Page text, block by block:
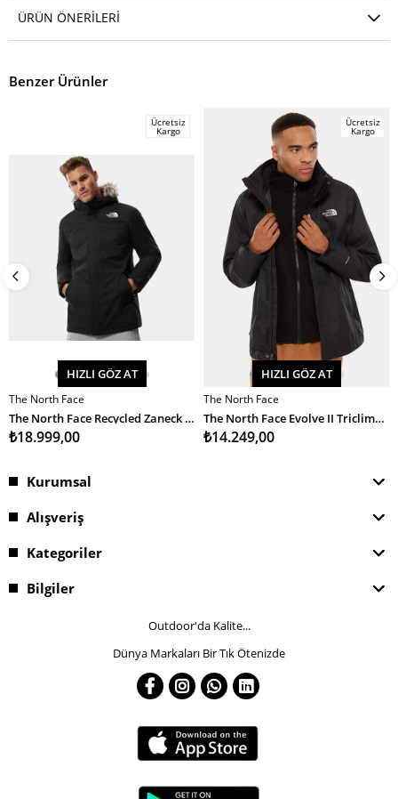
ÜRÜN ÖNERILERI
Benzer Ürünler
SEPETE EKLE
Ücretsiz
Kargo
HIZLI GÖZ AT
The North Face
The North Face Recycled Zaneck Jacket Erkek Mont
₺18.999,00
SEPETE EKLE
Ücretsiz
Kargo
HIZLI GÖZ AT
The North Face
The North Face Evolve II Triclimate Jacket Erkek Mont
₺14.249,00
Kurumsal
Alışveriş
Kategoriler
Bilgiler
Outdoor'da Kalite...
Dünya Markaları Bir Tık Ötenizde